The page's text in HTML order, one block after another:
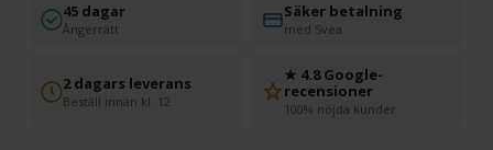
45 dagar
Ångerrätt
Säker betalning
med Svea
2 dagars leverans
Beställ innan kl. 12
★ 4.8 Google-
recensioner
100% nöjda kunder